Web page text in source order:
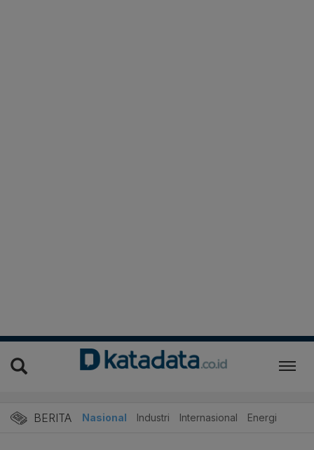
BERITA Nasional Industri Internasional Energi